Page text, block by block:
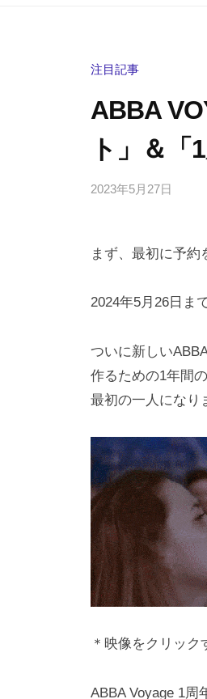
注目記事
ABBA
ト」＆「
2023年5月27日
i
a
y
a
a
の
メ
まず、最初に予約
2024年5月26日ま
ついに新しい
作るための1年間
最初の一人になり
＊映像をクリック
ABBA Voyage 1周